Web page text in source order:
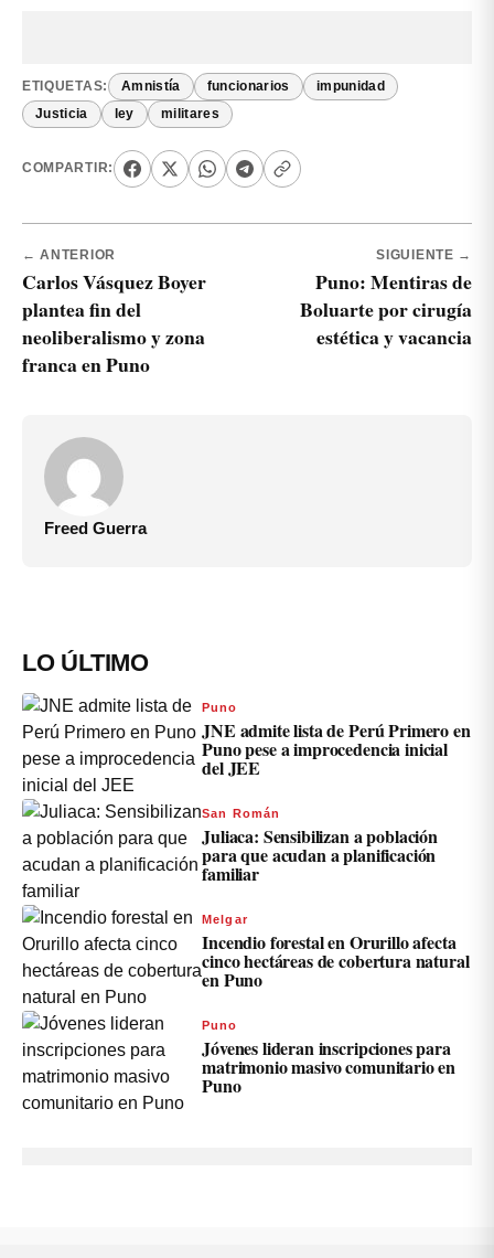
ETIQUETAS: Amnistía funcionarios impunidad
Justicia ley militares
COMPARTIR:
← ANTERIOR
Carlos Vásquez Boyer
plantea fin del
neoliberalismo y zona
franca en Puno
SIGUIENTE →
Puno: Mentiras de
Boluarte por cirugía
estética y vacancia
Freed Guerra
LO ÚLTIMO
Puno
JNE admite lista de Perú Primero en
Puno pese a improcedencia inicial
del JEE
San Román
Juliaca: Sensibilizan a población
para que acudan a planificación
familiar
Melgar
Incendio forestal en Orurillo afecta
cinco hectáreas de cobertura natural
en Puno
Puno
Jóvenes lideran inscripciones para
matrimonio masivo comunitario en
Puno